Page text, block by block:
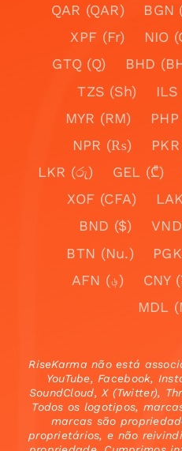
QAR (QAR)
BGN
XPF (Fr)
NIO
GTQ (Q)
BHD
TZS (Sh)
MYR (RM)
NPR (₨)
LKR (රු)
GEL (₾)
XOF (CFA)
BND ($)
BTN (Nu.)
AFN (؋)
CNY
MDL
RiseKarma não está
YouTube, Facebook,
SoundCloud, X (Twitter),
Todos os logotipos,
marcas são
proprietários, e não